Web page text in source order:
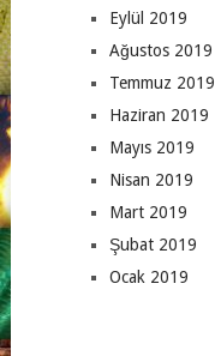
Eylül 2019
Ağustos 2019
Temmuz 2019
Haziran 2019
Mayıs 2019
Nisan 2019
Mart 2019
Şubat 2019
Ocak 2019